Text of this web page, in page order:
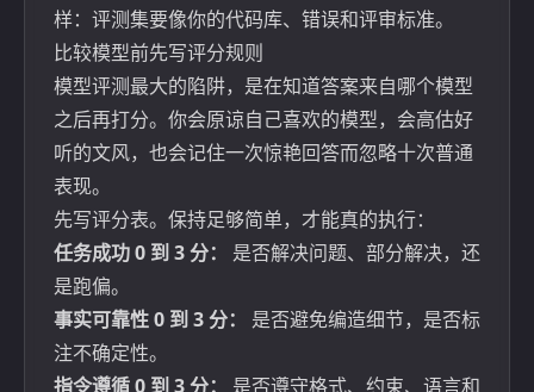
样：评测集要像你的代码库、错误和评审标准。
比较模型前先写评分规则
模型评测最大的陷阱，是在知道答案来自哪个模型
之后再打分。你会原谅自己喜欢的模型，会高估好
听的文风，也会记住一次惊艳回答而忽略十次普通
表现。
先写评分表。保持足够简单，才能真的执行：
任务成功 0 到 3 分：
是否解决问题、部分解决，还
是跑偏。
事实可靠性 0 到 3 分：
是否避免编造细节，是否标
注不确定性。
指令遵循 0 到 3 分：
是否遵守格式、约束、语言和